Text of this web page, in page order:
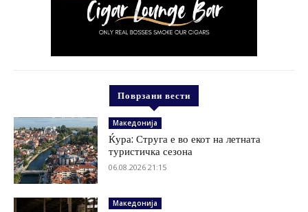
Поврзани вести
Македонија
Ќура: Струга е во екот на летната
туристичка сезона
06.08.2026 21:15
Македонија